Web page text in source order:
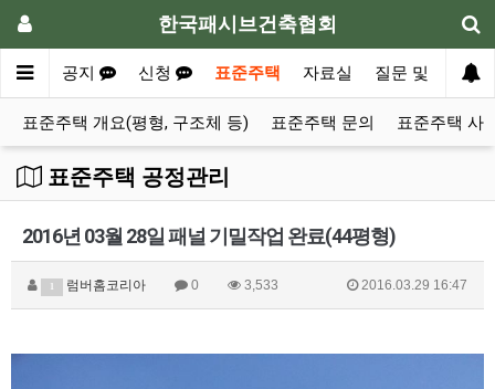
한국패시브건축협회
안내 공지 신청 표준주택 자료실 질문 및 의견
표준주택 개요(평형, 구조체 등) 표준주택 문의 표준주택 사
표준주택 공정관리
2016년 03월 28일 패널 기밀작업 완료(44평형)
럼버홈코리아 0 3,533 2016.03.29 16:47